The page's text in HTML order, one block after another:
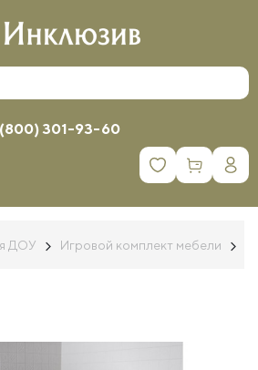
301-93-60
0
ДОУ Игровой комплект мебели